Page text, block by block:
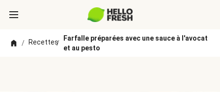
/ Recettes/
Farfalle préparées avec une sauce à l'avocat
et au pesto